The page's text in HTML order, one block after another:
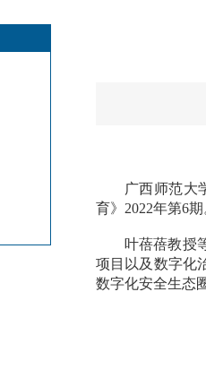
广西师范大
育》2022年第6期
叶蓓蓓教授
项目以及数字化
数字化安全生态